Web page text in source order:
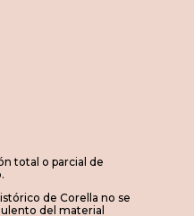
total o parcial de
de Corella no se
del material